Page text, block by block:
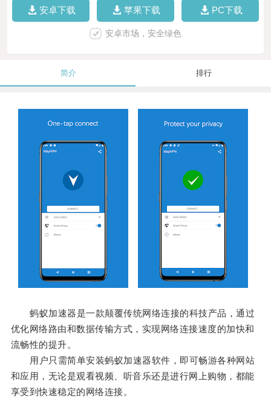
安卓下载 苹果下载 PC下载
安卓市场，安全绿色
简介 排行
蚂蚁加速器是一款颠覆传统网络连接的科技产品，通过
优化网络路由和数据传输方式，实现网络连接速度的加快和
流畅性的提升。
用户只需简单安装蚂蚁加速器软件，即可畅游各种网站
和应用，无论是观看视频、听音乐还是进行网上购物，都能
享受到快速稳定的网络连接。